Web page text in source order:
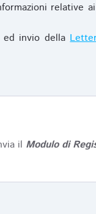
relative
ed invio della
il Modulo di